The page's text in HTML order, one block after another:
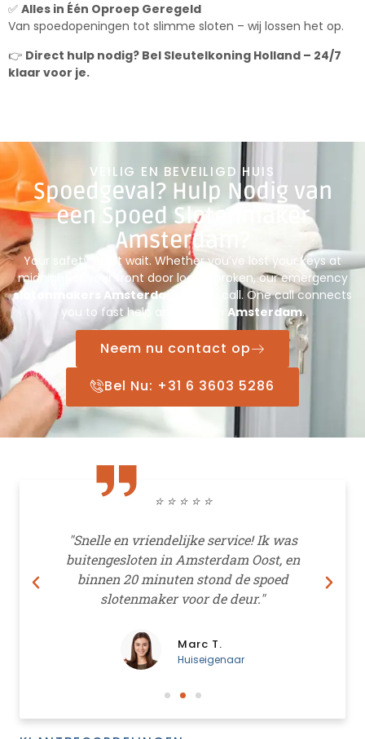
✅ Alles in Één Oproep Geregeld
Van spoedopeningen tot slimme sloten – wij lossen het op.
👉 Direct hulp nodig? Bel Sleutelkoning Holland – 24/7
klaar voor je.
VEILIG EN BEVEILIGD HUIS
Spoedgeval? Hulp Nodig van
een Spoed Slotenmaker
Amsterdam?
Your safety can’t wait. Whether you’ve lost your keys at
midnight or your front door lock is broken, our emergency
slotenmakers Amsterdam
are on call. One call connects
you to fast help anywhere in Amsterdam.
Neem nu contact op
Bel Nu: +31 6 3603 5286
⭐ ⭐ ⭐ ⭐ ⭐
"Snelle en vriendelijke service! Ik was
buitengesloten in Amsterdam Oost, en
binnen 20 minuten stond de spoed
slotenmaker voor de deur."
Marc T.
Huiseigenaar